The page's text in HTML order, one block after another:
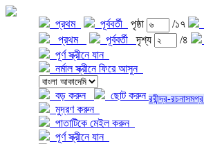
প্রথম পূর্ববর্তী পৃষ্ঠা /১৭
প্রথম
পূর্ববর্তী দৃশ্য /৪
পূর্ণ স্ক্রীনে যান
নর্মাল স্ক্রীনে ফিরে আসুন
বড় করুন
ছোট করুন
মুদ্রণ করুন
পাতাটিকে মেইল করুন
পূর্ণ স্ক্রীনে যান
রবীন্দ্র-রচনাসমগ্র